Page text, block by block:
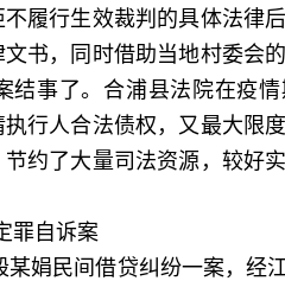
履行生效裁判的具体法律
书，同时借助当地村委会
结事了。合浦县法院在疫
行人合法债权，又最大限
约了大量司法资源，较好
自诉案
娟民间借贷纠纷一案，经